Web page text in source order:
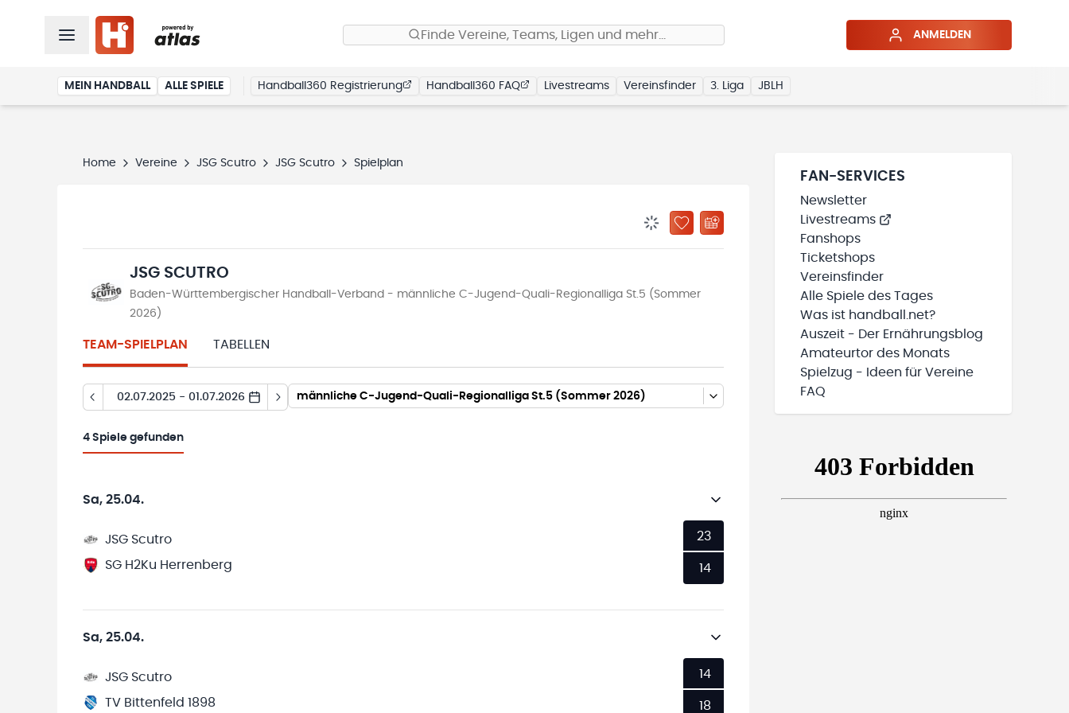
Finde Vereine, Teams, Ligen und mehr… ANMELDEN
MEIN HANDBALL ALLE SPIELE Handball360 Registrierung Handball360 FAQ Livestreams Vereinsfinder 3. Liga JBLH
Home Vereine JSG Scutro JSG Scutro Spielplan
BENACHRICHTIGUNGSSTATUS WIRD GELADEN
ZU „MEINE TEAMS“ HINZUFÜGEN
JSG SCUTRO
Baden-Württembergischer Handball-Verband - männliche C-Jugend-Quali-Regionalliga St.5 (Sommer
2026)
TEAM-SPIELPLAN TABELLEN
02.07.2025 - 01.07.2026 männliche C-Jugend-Quali-Regionalliga St.5 (Sommer 2026)
4 Spiele gefunden
Sa, 25.04.
JSG Scutro
SG H2Ku Herrenberg
23
14
Sa, 25.04.
JSG Scutro
TV Bittenfeld 1898
14
18
FAN-SERVICES
Newsletter
Livestreams
Fanshops
Ticketshops
Vereinsfinder
Alle Spiele des Tages
Was ist handball.net?
Auszeit - Der Ernährungsblog
Amateurtor des Monats
Spielzug - Ideen für Vereine
FAQ